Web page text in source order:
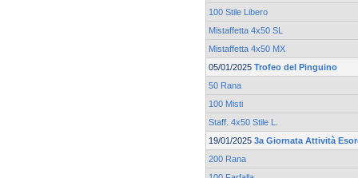
100 Stile Libero
Mistaffetta 4x50 SL
Mistaffetta 4x50 MX
05/01/2025 Trofeo del Pinguino
50 Rana
100 Misti
Staff. 4x50 Stile L.
19/01/2025 3a Giornata Attività
200 Rana